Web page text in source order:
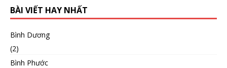
BÀI VIẾT HAY NHẤT
Bình Dương
(2)
Bình Phước